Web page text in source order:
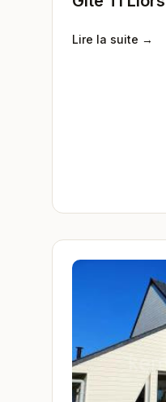
Lire la suite →